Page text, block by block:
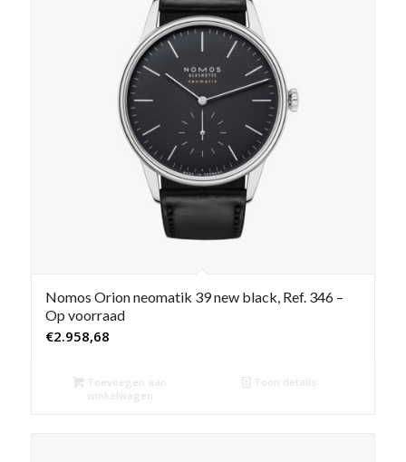
Nomos Orion neomatik 39 new black, Ref. 346 –
Op voorraad
€2.958,68
Toevoegen aan
winkelwagen
Toon details